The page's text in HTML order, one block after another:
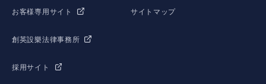
お客様専用サイト
創英設樂法律事務所
採用サイト
サイトマップ